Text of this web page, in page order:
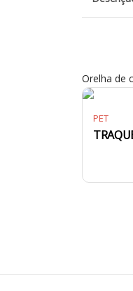
Orelha de
PET